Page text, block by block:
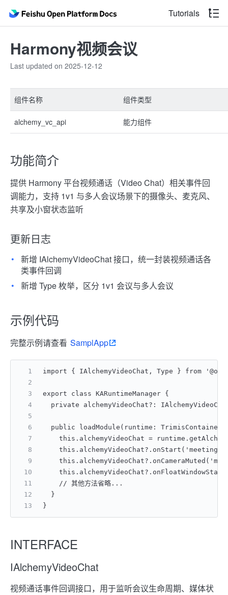
Tutorials
Harmony视频会议
Last updated on 2025-12-12
组件名称 组件类型
alchemy_vc_api 能力组件
功能简介
提供 Harmony 平台视频通话（Video Chat）相关事件回
调能力，支持 1v1 与多人会议场景下的摄像头、麦克风、
共享及小窗状态监听
更新日志
新增 IAlchemyVideoChat 接口，统一封装视频通话各
类事件回调
新增 Type 枚举，区分 1v1 会议与多人会议
示例代码
完整示例请查看 SamplApp
import { IAlchemyVideoChat, Type } from
export class KARuntimeManager {
private alchemyVideoChat?:
public loadModule(runtime:
this.alchemyVideoChat =
this.alchemyVideoChat?.onStart('meeting-
    // 其他方法省略...
  }
}
INTERFACE
IAlchemyVideoChat
视频通话事件回调接口，用于监听会议生命周期、媒体状